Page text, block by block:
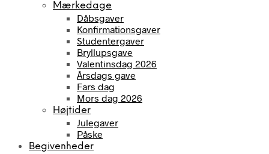
Mærkedage
Dåbsgaver
Konfirmationsgaver
Studentergaver
Bryllupsgave
Valentinsdag 2026
Årsdags gave
Fars dag
Mors dag 2026
Højtider
Julegaver
Påske
Begivenheder